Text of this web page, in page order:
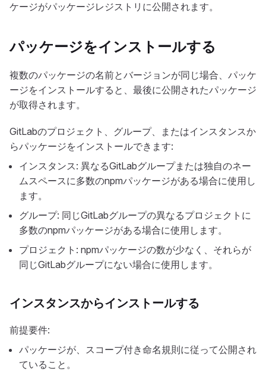
ケージがパッケージレジストリに公開されます。
パッケージをインストールする
複数のパッケージの名前とバージョンが同じ場合、パッケ
ージをインストールすると、最後に公開されたパッケージ
が取得されます。
GitLabのプロジェクト、グループ、またはインスタンスか
らパッケージをインストールできます:
インスタンス: 異なるGitLabグループまたは独自のネー
ムスペースに多数のnpmパッケージがある場合に使用し
ます。
グループ: 同じGitLabグループの異なるプロジェクトに
多数のnpmパッケージがある場合に使用します。
プロジェクト: npmパッケージの数が少なく、それらが
同じGitLabグループにない場合に使用します。
インスタンスからインストールする
前提要件:
パッケージが、スコープ付き命名規則に従って公開され
ていること。